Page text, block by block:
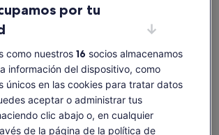
que el contenido de esta página se haya
automáticamente.
esta traducciónSe
abre
en
una
pestaña
nueva
y qué no
por tu
como nuestros 16 socios almacenamos
información del dispositivo, como
únicos en las cookies para tratar datos
aceptar o administrar tus
clic abajo o, en cualquier
de la página de la política de